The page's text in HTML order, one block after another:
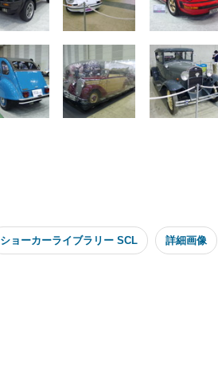
ショーカーライブラリー SCL 詳細画像